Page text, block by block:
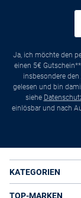
Ja, ich möchte den
einen 5€
insbesondere
gelesen und bin
siehe
einlösbar und nach
KATEGORIEN
TOP-MARKEN